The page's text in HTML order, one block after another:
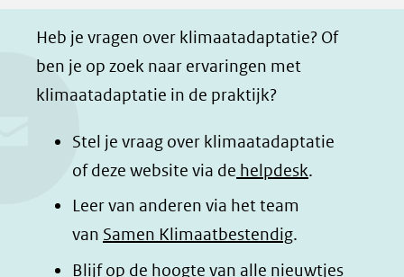
a
b
o
o
(opent
in
nieuw
i
d
I
(opent
in
nieuw
h
t
a
p
(opent
in
nieuw
n
d
l
e
p
B
Heb je vragen over klimaatadaptatie? Of
ben je op zoek naar ervaringen met
klimaatadaptatie in de praktijk?
Stel je vraag over klimaatadaptatie
of deze website via de helpdesk.
Leer van anderen via het team
van Samen Klimaatbestendig.
Blijf op de hoogte van alle nieuwtjes